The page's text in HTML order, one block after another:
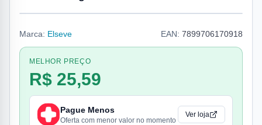
Marca: Elseve EAN: 7899706170918
MELHOR PREÇO
R$ 25,59
Pague Menos
Oferta com menor valor no momento
Ver loja